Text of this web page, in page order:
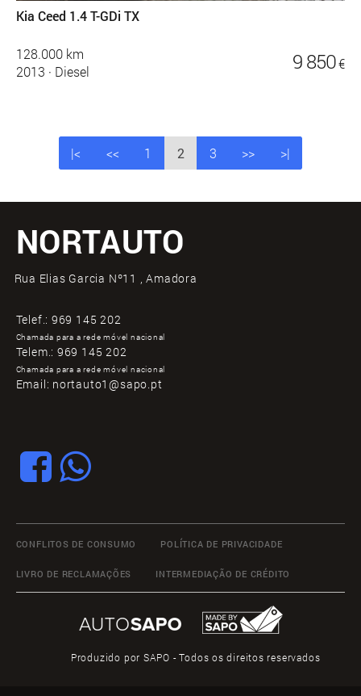
Kia Ceed 1.4 T-GDi TX
128.000 km
2013 · Diesel 9 850 €
|< << 1 2 3 >> >|
NORTAUTO
Rua Elias Garcia Nº11 , Amadora
Telef.: 969 145 202
Chamada para a rede móvel nacional
Telem.: 969 145 202
Chamada para a rede móvel nacional
Email: nortauto1@sapo.pt
CONFLITOS DE CONSUMO POLÍTICA DE PRIVACIDADE
LIVRO DE RECLAMAÇÕES INTERMEDIAÇÃO DE CRÉDITO
Produzido por SAPO - Todos os direitos reservados